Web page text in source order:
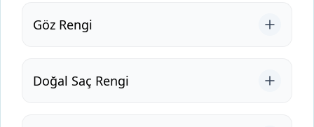
Göz Rengi
Doğal Saç Rengi